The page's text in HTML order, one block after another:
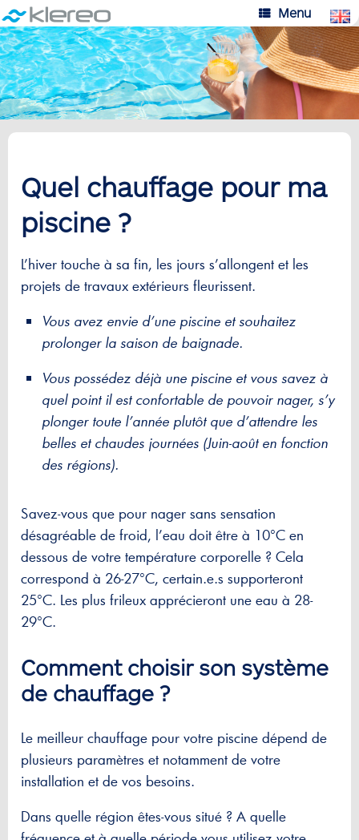
Skip
to
content
Menu
Quel chauffage pour ma
piscine ?
L’hiver touche à sa fin, les jours s’allongent et les
projets de travaux extérieurs fleurissent.
Vous avez envie d’une piscine et souhaitez
prolonger la saison de baignade.
Vous possédez déjà une piscine et vous savez à
quel point il est confortable de pouvoir nager, s’y
plonger toute l’année plutôt que d’attendre les
belles et chaudes journées (Juin-août en fonction
des régions).
Savez-vous que pour nager sans sensation
désagréable de froid, l’eau doit être à 10°C en
dessous de votre température corporelle ? Cela
correspond à 26-27°C, certain.e.s supporteront
25°C. Les plus frileux apprécieront une eau à 28-
29°C.
Comment choisir son système
de chauffage ?
Le meilleur chauffage pour votre piscine dépend de
plusieurs paramètres et notamment de votre
installation et de vos besoins.
Dans quelle région êtes-vous situé ? A quelle